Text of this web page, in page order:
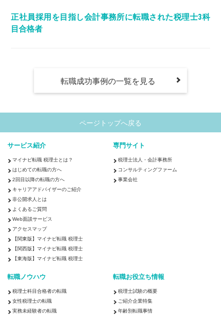
正社員採用を目指し会計事務所に転職された税理士3科
目合格者
転職成功事例の一覧を見る
ページトップへ戻る
サービス紹介
マイナビ転職 税理士とは？
はじめての転職の方へ
2回目以降の転職の方へ
キャリアアドバイザーのご紹介
非公開求人とは
よくあるご質問
Web面談サービス
アクセスマップ
【関東版】マイナビ転職 税理士
【関西版】マイナビ転職 税理士
【東海版】マイナビ転職 税理士
専門サイト
税理士法人・会計事務所
コンサルティングファーム
事業会社
転職ノウハウ
税理士科目合格者の転職
女性税理士の転職
実務未経験者の転職
転職お役立ち情報
税理士試験の概要
ご紹介企業特集
年齢別転職事情